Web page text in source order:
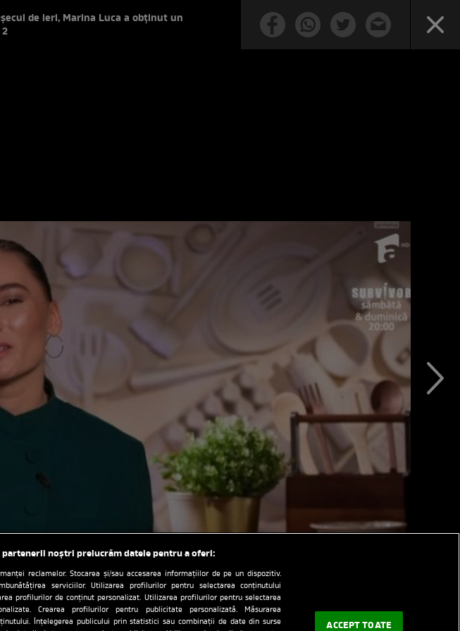
de ieri, Marina Luca a obținut un
partenerii noștri prelucrăm datele pentru a oferi:
reclamelor. Stocarea și/sau accesarea informațiilor de pe un dispozitiv.
serviciilor. Utilizarea profilurilor pentru selectarea conținutului
profilurilor de conținut personalizat. Utilizarea profilurilor pentru selectarea
Crearea profilurilor pentru publicitate personalizată. Măsurarea
Înțelegerea publicului prin statistici sau combinații de date din surse
ACCEPT TOATE